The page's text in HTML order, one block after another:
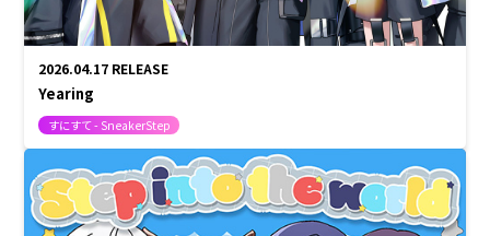
2026.04.17 RELEASE
Yearing
すにすて - SneakerStep